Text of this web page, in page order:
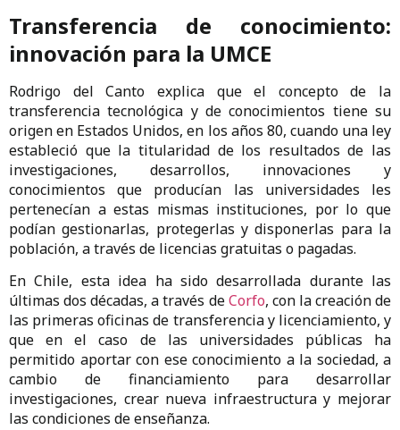
Transferencia de conocimiento:
innovación para la UMCE
Rodrigo del Canto explica que el concepto de la
transferencia tecnológica y de conocimientos tiene su
origen en Estados Unidos, en los años 80, cuando una ley
estableció que la titularidad de los resultados de las
investigaciones, desarrollos, innovaciones y
conocimientos que producían las universidades les
pertenecían a estas mismas instituciones, por lo que
podían gestionarlas, protegerlas y disponerlas para la
población, a través de licencias gratuitas o pagadas.
En Chile, esta idea ha sido desarrollada durante las
últimas dos décadas, a través deCorfo, con la creación de
las primeras oficinas de transferencia y licenciamiento, y
que en el caso de las universidades públicas ha
permitido aportar con ese conocimiento a la sociedad, a
cambio de financiamiento para desarrollar
investigaciones, crear nueva infraestructura y mejorar
las condiciones de enseñanza.